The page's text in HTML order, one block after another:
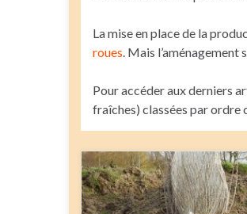
La mise en place de la
roues. Mais
Pour accéder aux derniers
fraîches) classées par ordre